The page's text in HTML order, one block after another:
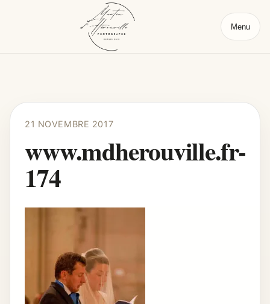
Menu
21 NOVEMBRE 2017
www.mdherouville.fr-
174